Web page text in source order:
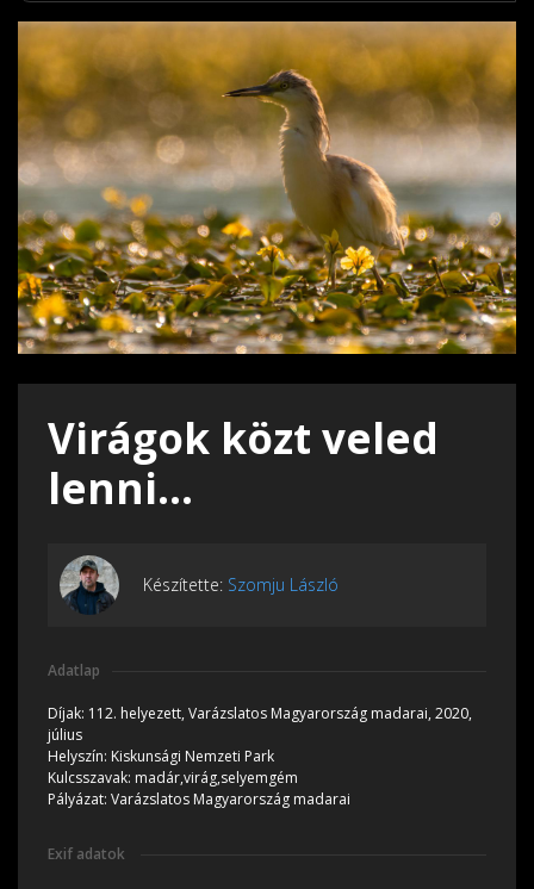
Virágok közt veled
lenni...
Készítette: Szomju László
Adatlap
Díjak: 112. helyezett, Varázslatos Magyarország madarai, 2020,
július
Helyszín: Kiskunsági Nemzeti Park
Kulcsszavak: madár,virág,selyemgém
Pályázat: Varázslatos Magyarország madarai
Exif adatok